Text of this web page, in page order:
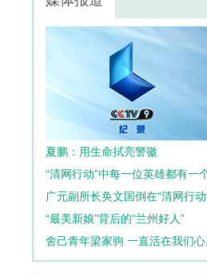
夏鹏：用生命拭亮警徽
“清网行动”中每一位英雄都有一
广元副所长奂文国倒在“清网行动
“最美新娘”背后的“兰州好人”
舍己青年梁家驹 一直活在我们心